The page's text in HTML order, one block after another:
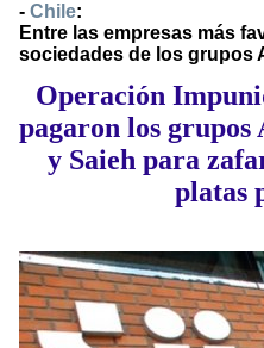
- Chile:
Entre las empresas más
sociedades de los grupos
Operación
pagaron los
y Saieh para
platas